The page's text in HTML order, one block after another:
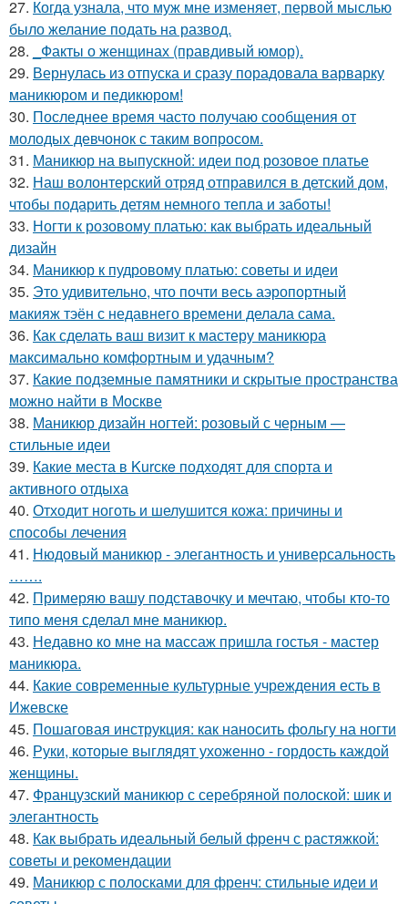
27. Когда узнала, что муж мне изменяет, первой мыслью
было желание подать на развод.
28.
_Факты о женщинах (правдивый юмор).
29. Вернулась из отпуска и сразу порадовала варварку
маникюром и педикюром!
30. Последнее время часто получаю сообщения от
молодых девчонок с таким вопросом.
31. Маникюр на выпускной: идеи под розовое платье
32. Наш волонтерский отряд отправился в детский дом,
чтобы подарить детям немного тепла и заботы!
33. Ногти к розовому платью: как выбрать идеальный
дизайн
34. Маникюр к пудровому платью: советы и идеи
35. Это удивительно, что почти весь аэропортный
макияж тэён с недавнего времени делала сама.
36. Как сделать ваш визит к мастеру маникюра
максимально комфортным и удачным?
37. Какие подземные памятники и скрытые пространства
можно найти в Москве
38. Маникюр дизайн ногтей: розовый с черным —
стильные идеи
39. Какие места в Kurскe подходят для спорта и
активного отдыха
40. Отходит ноготь и шелушится кожа: причины и
способы лечения
41. Нюдовый маникюр - элегантность и универсальность
…….
42. Примеряю вашу подставочку и мечтаю, чтобы кто-то
типо меня сделал мне маникюр.
43. Недавно ко мне на массаж пришла гостья - мастер
маникюра.
44. Какие современные культурные учреждения есть в
Ижевске
45. Пошаговая инструкция: как наносить фольгу на ногти
46. Руки, которые выглядят ухоженно - гордость каждой
женщины.
47. Французский маникюр с серебряной полоской: шик и
элегантность
48. Как выбрать идеальный белый френч с растяжкой:
советы и рекомендации
49. Маникюр с полосками для френч: стильные идеи и